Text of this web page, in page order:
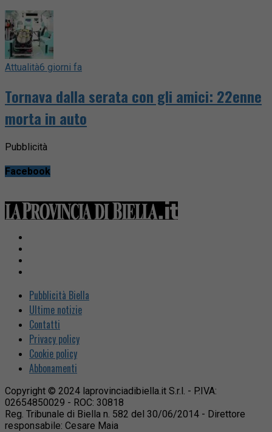
Attualità6 giorni fa
Tornava dalla serata con gli amici: 22enne
morta in auto
Pubblicità
Facebook
Pubblicità Biella
Ultime notizie
Contatti
Privacy policy
Cookie policy
Abbonamenti
Copyright © 2024 laprovinciadibiella.it S.r.l. - P.IVA:
02654850029 - ROC: 30818
Reg. Tribunale di Biella n. 582 del 30/06/2014 - Direttore
responsabile: Cesare Maia